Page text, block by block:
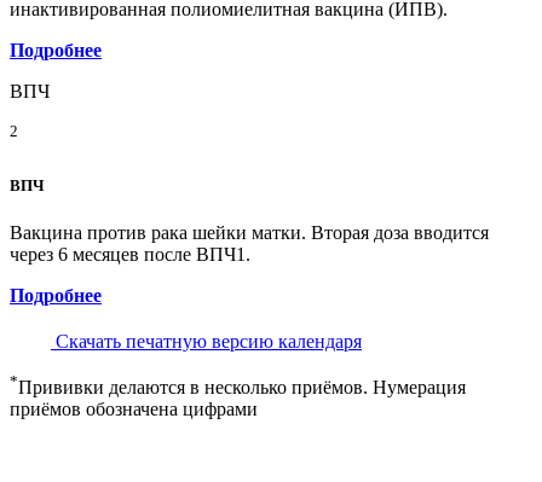
инактивированная полиомиелитная вакцина (ИПВ).
Подробнее
ВПЧ
2
ВПЧ
Вакцина против рака шейки матки. Вторая доза вводится
через 6 месяцев после ВПЧ1.
Подробнее
Скачать печатную версию календаря
*Прививки делаются в несколько приёмов. Нумерация
приёмов обозначена цифрами